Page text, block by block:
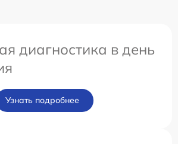
диагностика в день
Узнать подробнее